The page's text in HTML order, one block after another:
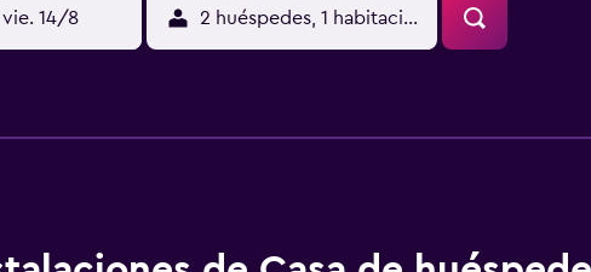
vie. 14/8 2 huéspedes, 1 habitación